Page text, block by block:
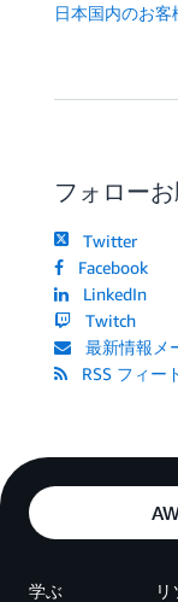
日本国内のお客
フォロー
Twitter
Facebook
LinkedIn
Twitch
最新情報メ
RSS フィー
学ぶ リ